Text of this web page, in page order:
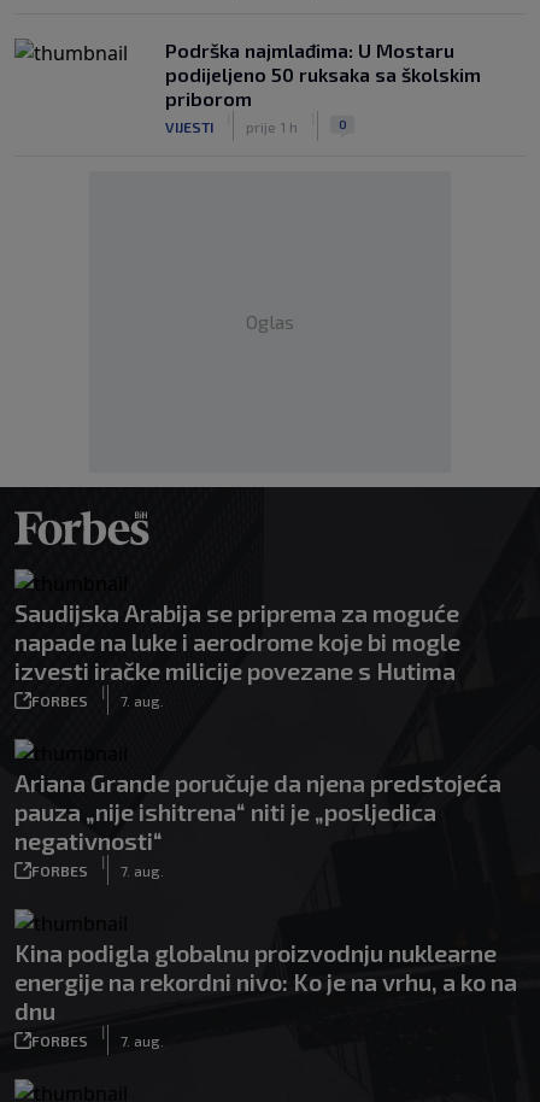
Podrška najmlađima: U Mostaru
podijeljeno 50 ruksaka sa školskim
priborom
VIJESTI prije 1 h 0
Oglas
Saudijska Arabija se priprema za moguće
napade na luke i aerodrome koje bi mogle
izvesti iračke milicije povezane s Hutima
FORBES
|
7. aug.
Ariana Grande poručuje da njena predstojeća
pauza „nije ishitrena“ niti je „posljedica
negativnosti“
FORBES
|
7. aug.
Kina podigla globalnu proizvodnju nuklearne
energije na rekordni nivo: Ko je na vrhu, a ko na
dnu
FORBES
|
7. aug.